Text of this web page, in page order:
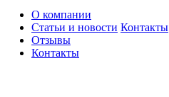
О компании
Статьи и новости
Отзывы
Контакты
Контакты